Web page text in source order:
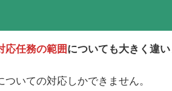
応任務の範囲についても大きく違
いての対応しかできません。